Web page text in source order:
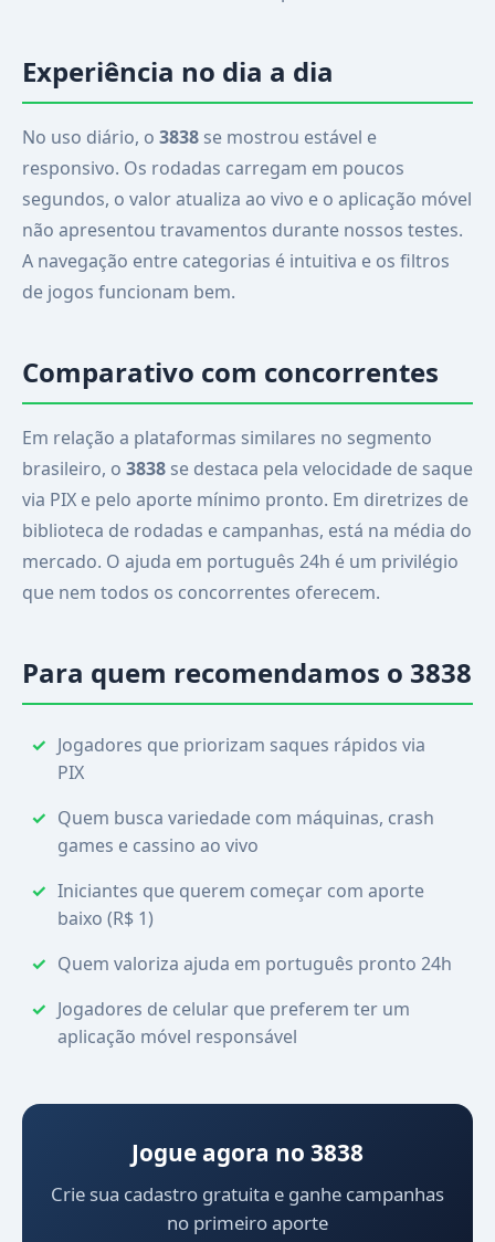
Experiência no dia a dia
No uso diário, o 3838 se mostrou estável e
responsivo. Os rodadas carregam em poucos
segundos, o valor atualiza ao vivo e o aplicação móvel
não apresentou travamentos durante nossos testes.
A navegação entre categorias é intuitiva e os filtros
de jogos funcionam bem.
Comparativo com concorrentes
Em relação a plataformas similares no segmento
brasileiro, o 3838 se destaca pela velocidade de saque
via PIX e pelo aporte mínimo pronto. Em diretrizes de
biblioteca de rodadas e campanhas, está na média do
mercado. O ajuda em português 24h é um privilégio
que nem todos os concorrentes oferecem.
Para quem recomendamos o 3838
Jogadores que priorizam saques rápidos via
PIX
Quem busca variedade com máquinas, crash
games e cassino ao vivo
Iniciantes que querem começar com aporte
baixo (R$ 1)
Quem valoriza ajuda em português pronto 24h
Jogadores de celular que preferem ter um
aplicação móvel responsável
Jogue agora no 3838
Crie sua cadastro gratuita e ganhe campanhas
no primeiro aporte